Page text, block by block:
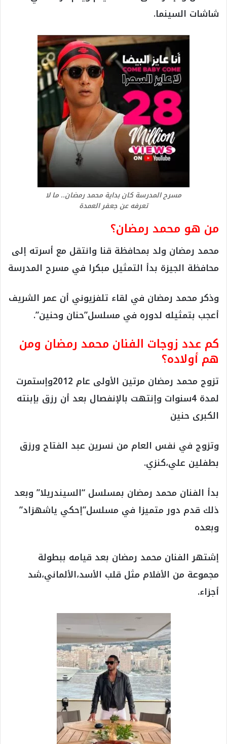
شاشات السينما.
مسرح المدرسة كان بداية محمد رمضان.. ما لا
تعرفه عن جعفر العمدة
من هو محمد رمضان؟
محمد رمضان ولد بمحافظة قنا وانتقل مع أسرته إلى
محافظة الجيزة بدأ التمثيل مبكرا في مسرح المدرسة
وذكر محمد رمضان في لقاء تلفزيوني أن عمر الشريف
أعجب بتمثيله لدوره في مسلسل”حنان وحنين”.
كم عدد زوجات الفنان محمد رمضان ومن
هم أولاده؟
تزوج محمد رمضان مرتين الأولى عام 2012وإستمرت
لمدة 4سنوات وإنتهت بالإنفصال بعد أن رزق بإبنته
الكبرى حنين
وتزوج في نفس العام من نسرين عبد الفتاح ورزق
بطفلين علي،كنزي.
بدأ الفنان محمد رمضان بمسلسل “السيندريلا” وبعد
ذلك قدم دور متميزا في مسلسل”إحكي ياشهزاد”
وبعده
إشتهر الفنان محمد رمضان بعد قيامه ببطولة
مجموعة من الأفلام مثل قلب الأسد،الألماني،شد
أجزاء.